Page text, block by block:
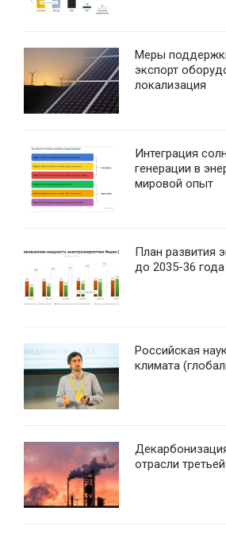
Меры
экспорт
локализация
Интеграция
генерации в
мировой опыт
План развития
до 2035-36 года
Российская
климата
отрасли